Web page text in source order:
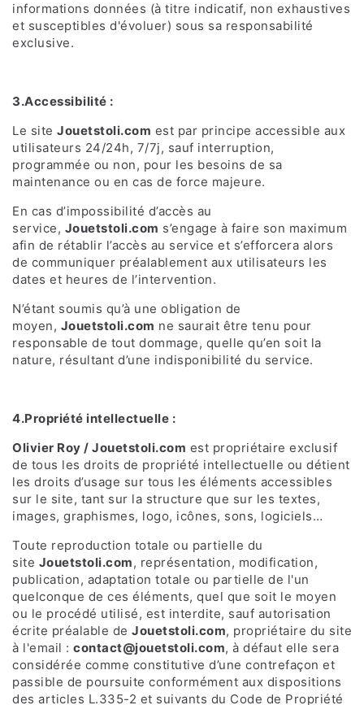
informations données (à titre indicatif, non exhaustives
et susceptibles d'évoluer) sous sa responsabilité
exclusive.
3.Accessibilité :
Le site Jouetstoli.com est par principe accessible aux
utilisateurs 24/24h, 7/7j, sauf interruption,
programmée ou non, pour les besoins de sa
maintenance ou en cas de force majeure.
En cas d’impossibilité d’accès au
service, Jouetstoli.com s’engage à faire son maximum
afin de rétablir l’accès au service et s’efforcera alors
de communiquer préalablement aux utilisateurs les
dates et heures de l’intervention.
N’étant soumis qu’à une obligation de
moyen, Jouetstoli.com ne saurait être tenu pour
responsable de tout dommage, quelle qu’en soit la
nature, résultant d’une indisponibilité du service.
4.Propriété intellectuelle :
Olivier Roy / Jouetstoli.com est propriétaire exclusif
de tous les droits de propriété intellectuelle ou détient
les droits d’usage sur tous les éléments accessibles
sur le site, tant sur la structure que sur les textes,
images, graphismes, logo, icônes, sons, logiciels…
Toute reproduction totale ou partielle du
site Jouetstoli.com, représentation, modification,
publication, adaptation totale ou partielle de l'un
quelconque de ces éléments, quel que soit le moyen
ou le procédé utilisé, est interdite, sauf autorisation
écrite préalable de Jouetstoli.com, propriétaire du site
à l'email : contact@jouetstoli.com, à défaut elle sera
considérée comme constitutive d’une contrefaçon et
passible de poursuite conformément aux dispositions
des articles L.335-2 et suivants du Code de Propriété